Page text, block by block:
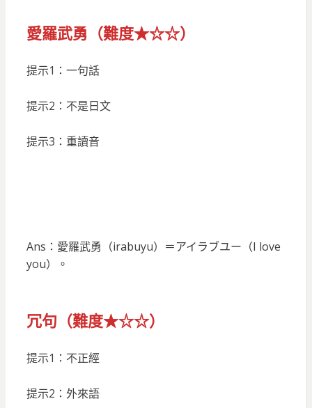
愛羅武勇（難度★☆☆）
提示1：一句話
提示2：不是日文
提示3：重讀音
Ans：愛羅武勇（irabuyu）＝アイラブユー（I love
you）。
冗句（難度★☆☆）
提示1：不正經
提示2：外來語